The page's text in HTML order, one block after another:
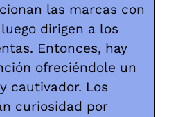
las marcas con
dirigen a los
Entonces, hay
ofreciéndole un
cautivador. Los
curiosidad por